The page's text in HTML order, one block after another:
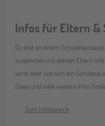
Infos für Eltern &
Du bist an einem
zusammen mit deinen Eltern
wirst oder wie sich ein
Diese und viele weitere Infos
Zum Infobereich